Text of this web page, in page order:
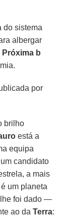
do sistema
albergar
Próxima b
por
brilho
está a
equipa
candidato
a mais
um planeta
foi dado —
ao daTerra: